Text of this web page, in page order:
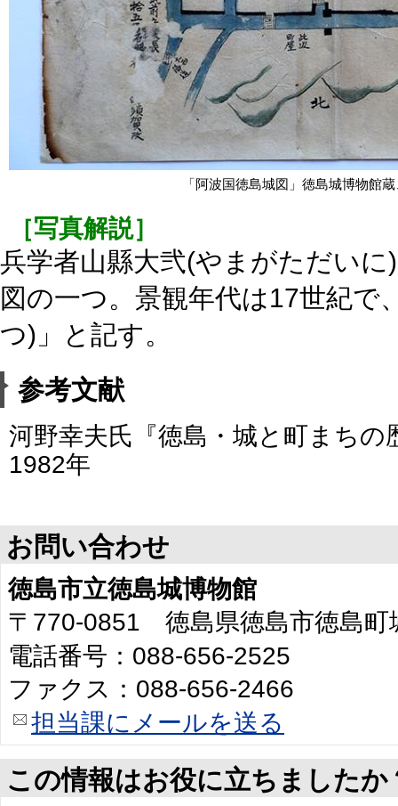
「阿波国徳島城図」徳島城博物館
［写真解説］
兵学者山縣大弐(やまがただい
図の一つ。景観年代は17世紀で
つ)」と記す。
参考文献
河野幸夫氏『徳島・城と町まちの
1982年
お問い合わせ
徳島市立徳島城博物館
〒770-0851 徳島県徳島市徳島町
電話番号：088-656-2525
ファクス：088-656-2466
担当課にメールを送る
この情報はお役に立ちましたか